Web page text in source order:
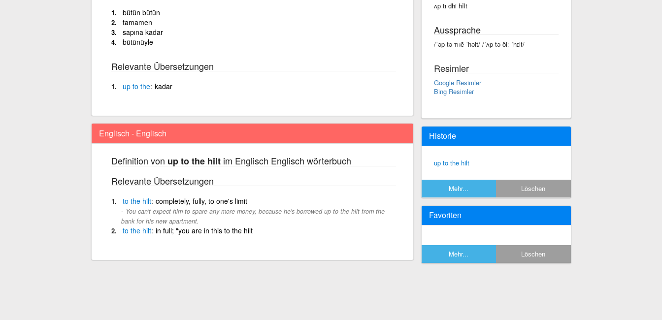
bütün bütün
tamamen
sapına kadar
bütünüyle
Relevante Übersetzungen
up to the kadar
Englisch - Englisch
Definition von up to the hiltim Englisch Englisch wörterbuch
Relevante Übersetzungen
to the hilt completely, fully, to one's limit
You can't expect him to spare any more money, because he's borrowed up to the hilt from the
bank for his new apartment.
to the hilt in full; "you are in this to the hilt
ʌp tı dhi hîlt
Aussprache
/ˈəp tə ᴛʜē ˈhəlt/ /ˈʌp tə ðiː ˈhɪlt/
Resimler
Google Resimler
Bing Resimler
Historie
up to the hilt
Mehr... Löschen
Favoriten
Mehr... Löschen